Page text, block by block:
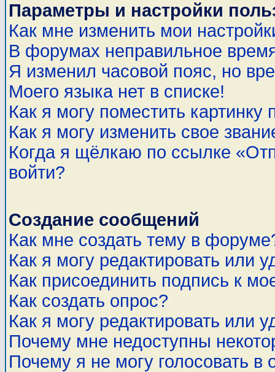
Параметры и настройки
Как мне изменить мои
В форумах неправильное
Я изменил часовой пояс, но
Моего языка нет в списке!
Как я могу поместить
Как я могу изменить свое
Когда я щёлкаю по ссылке
войти?
Создание сообщений
Как мне создать тему в
Как я могу редактировать или
Как присоединить подпись к
Как создать опрос?
Как я могу редактировать или
Почему мне недоступны
Почему я не могу голосовать в